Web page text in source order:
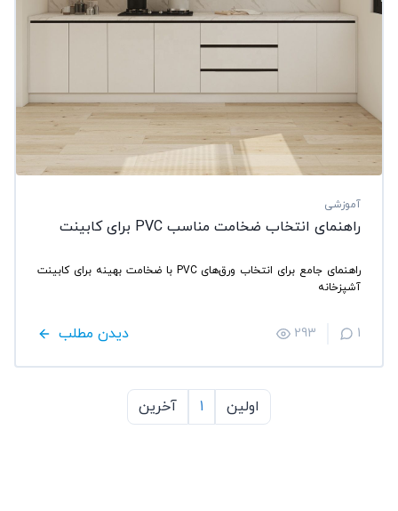
آموزشی
راهنمای انتخاب ضخامت مناسب PVC برای کابینت
راهنمای جامع برای انتخاب ورق‌های PVC با ضخامت بهینه برای کابینت
آشپزخانه
دیدن مطلب 293 1
اولین 1 آخرین